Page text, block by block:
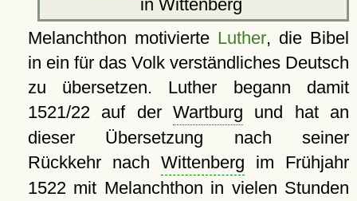
in Wittenberg
Melanchthon motivierte Luther, die Bibel
in ein für das Volk verständliches Deutsch
zu übersetzen. Luther begann damit
1521/22 auf der Wartburg und hat an
dieser Übersetzung nach seiner
Rückkehr nach Wittenberg im Frühjahr
1522 mit Melanchthon in vielen Stunden